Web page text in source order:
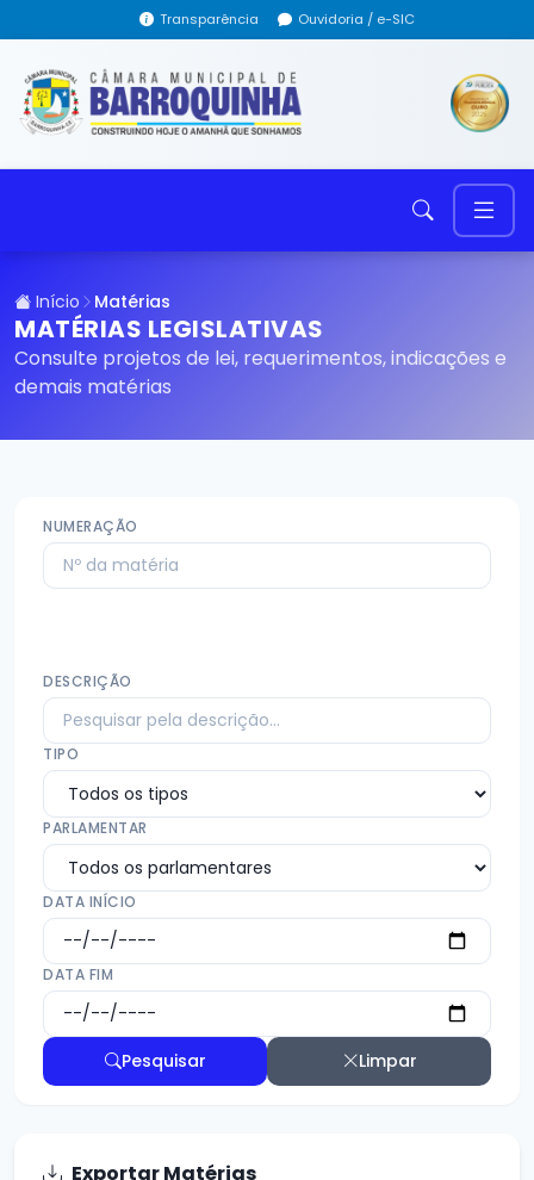
Transparência Ouvidoria / e-SIC
Início Matérias
MATÉRIAS LEGISLATIVAS
Consulte projetos de lei, requerimentos, indicações e
demais matérias
NUMERAÇÃO
DESCRIÇÃO
TIPO
PARLAMENTAR
DATA INÍCIO
DATA FIM
Pesquisar Limpar
Exportar Matérias